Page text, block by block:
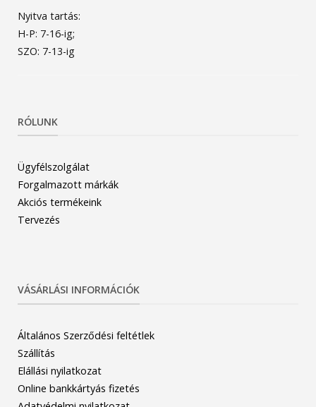
Nyitva tartás:
H-P: 7-16-ig;
SZO: 7-13-ig
RÓLUNK
Ügyfélszolgálat
Forgalmazott márkák
Akciós termékeink
Tervezés
VÁSÁRLÁSI INFORMÁCIÓK
Általános Szerződési feltétlek
Szállítás
Elállási nyilatkozat
Online bankkártyás fizetés